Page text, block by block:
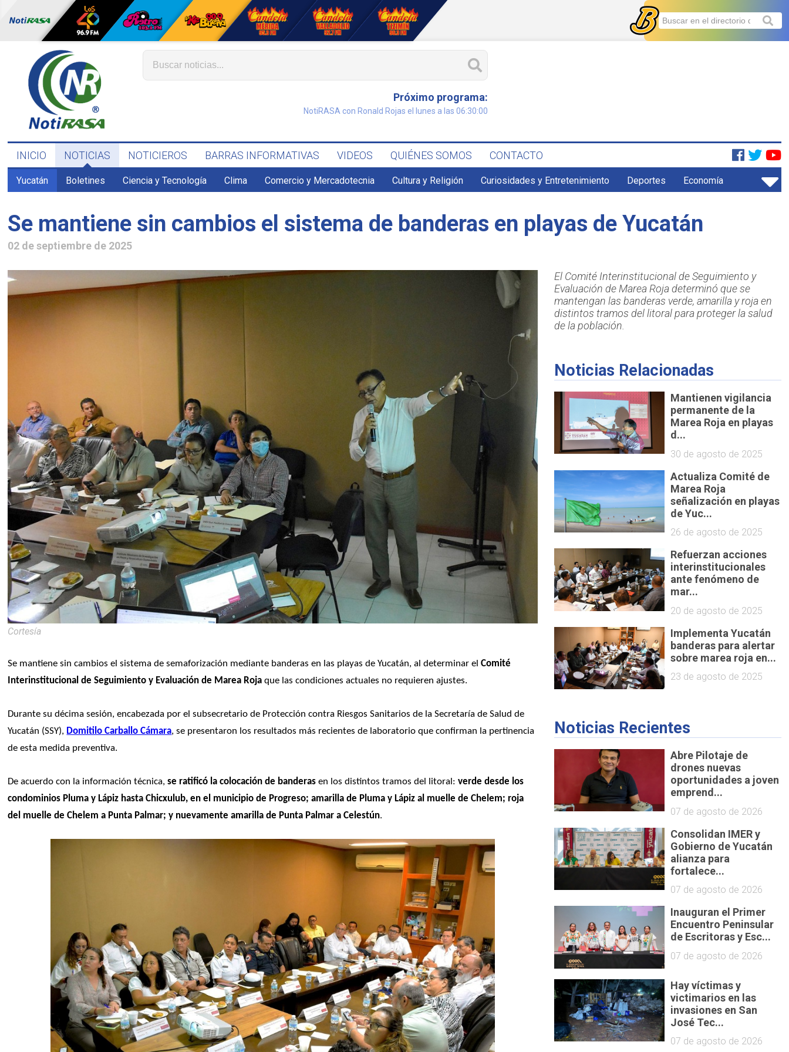
Próximo programa:
NotiRASA con Ronald Rojas el lunes a las 06:30:00
INICIO NOTICIAS NOTICIEROS BARRAS INFORMATIVAS VIDEOS QUIÉNES SOMOS CONTACTO
Yucatán Boletines Ciencia y Tecnología Clima Comercio y Mercadotecnia Cultura y Religión Curiosidades y Entretenimiento Deportes Economía
Se mantiene sin cambios el sistema de banderas en playas de Yucatán
02 de septiembre de 2025
Cortesía
Se mantiene sin cambios el sistema de semaforización mediante banderas en las playas de Yucatán, al determinar el Comité
Interinstitucional de Seguimiento y Evaluación de Marea Roja que las condiciones actuales no requieren ajustes.
Durante su décima sesión, encabezada por el subsecretario de Protección contra Riesgos Sanitarios de la Secretaría de Salud de
Yucatán (SSY), Domitilo Carballo Cámara, se presentaron los resultados más recientes de laboratorio que confirman la pertinencia
de esta medida preventiva.
De acuerdo con la información técnica, se ratificó la colocación de banderas en los distintos tramos del litoral: verde desde los
condominios Pluma y Lápiz hasta Chicxulub, en el municipio de Progreso; amarilla de Pluma y Lápiz al muelle de Chelem; roja
del muelle de Chelem a Punta Palmar; y nuevamente amarilla de Punta Palmar a Celestún.
El Comité Interinstitucional de Seguimiento y
Evaluación de Marea Roja determinó que se
mantengan las banderas verde, amarilla y roja en
distintos tramos del litoral para proteger la salud
de la población.
Noticias Relacionadas
Mantienen vigilancia
permanente de la
Marea Roja en playas
d...
30 de agosto de 2025
Actualiza Comité de
Marea Roja
señalización en playas
de Yuc...
26 de agosto de 2025
Refuerzan acciones
interinstitucionales
ante fenómeno de
mar...
20 de agosto de 2025
Implementa Yucatán
banderas para alertar
sobre marea roja en...
23 de agosto de 2025
Noticias Recientes
Abre Pilotaje de
drones nuevas
oportunidades a joven
emprend...
07 de agosto de 2026
Consolidan IMER y
Gobierno de Yucatán
alianza para
fortalece...
07 de agosto de 2026
Inauguran el Primer
Encuentro Peninsular
de Escritoras y Esc...
07 de agosto de 2026
Hay víctimas y
victimarios en las
invasiones en San
José Tec...
07 de agosto de 2026